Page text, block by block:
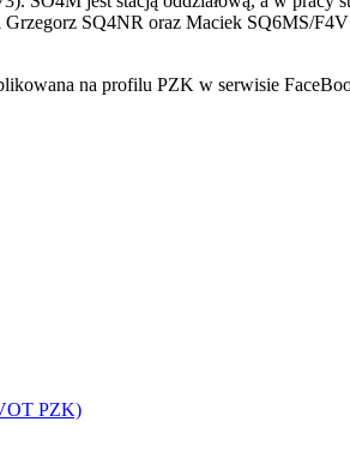
Grzegorz SQ4NR oraz Maciek SQ6MS/
na profilu PZK w serwisie
PZK)